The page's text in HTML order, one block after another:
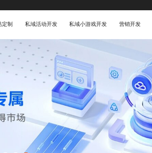
定制 私域活动开发 私域小游戏开发 营销开发